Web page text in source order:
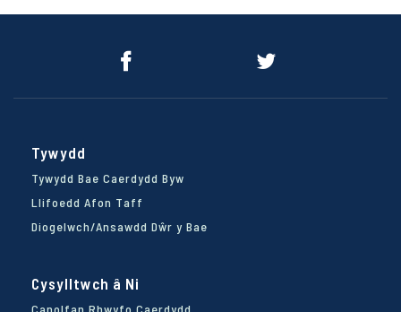
Tywydd
Tywydd Bae Caerdydd Byw
Llifoedd Afon Taff
Diogelwch/Ansawdd Dŵr y Bae
Cysylltwch â Ni
Canolfan Rhwyfo Caerdydd